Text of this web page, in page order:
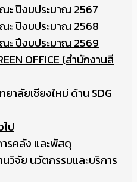
ะ ปีงบประมาณ 2567
ะ ปีงบประมาณ 2568
ะ ปีงบประมาณ 2569
OFFICE (สำนักงานสี
าลัยเชียงใหม่ ด้าน SDG
ป
ารคลัง และพัสดุ
นวิจัย นวัตกรรมและบริการ